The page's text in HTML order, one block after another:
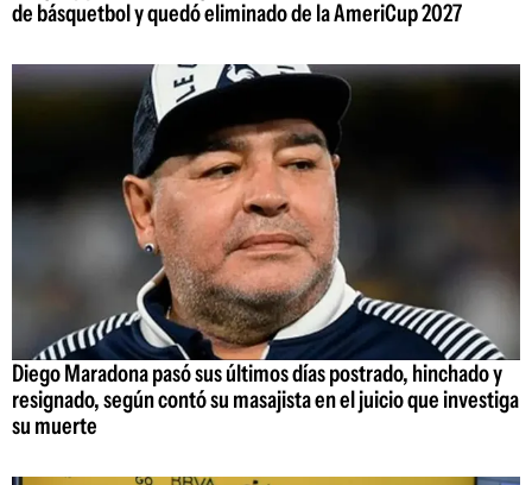
de básquetbol y quedó eliminado de la AmeriCup 2027
Diego Maradona pasó sus últimos días postrado, hinchado y
resignado, según contó su masajista en el juicio que investiga
su muerte